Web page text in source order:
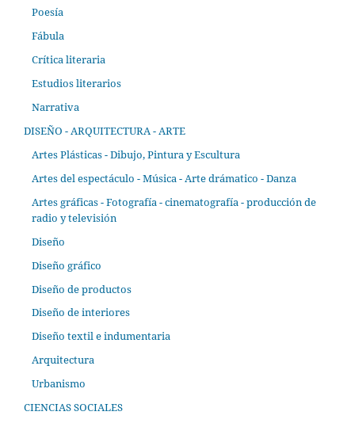
Poesía
Fábula
Crítica literaria
Estudios literarios
Narrativa
DISEÑO - ARQUITECTURA - ARTE
Artes Plásticas - Dibujo, Pintura y Escultura
Artes del espectáculo - Música - Arte drámatico - Danza
Artes gráficas - Fotografía - cinematografía - producción de
radio y televisión
Diseño
Diseño gráfico
Diseño de productos
Diseño de interiores
Diseño textil e indumentaria
Arquitectura
Urbanismo
CIENCIAS SOCIALES